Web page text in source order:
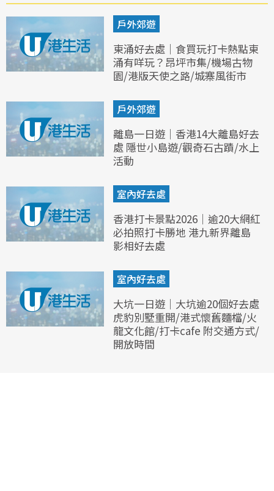
戶外郊遊
東涌好去處｜食買玩打卡熱點東
涌有咩玩？昂坪市集/機場古物
園/港版天使之路/城寨風街市
戶外郊遊
離島一日遊｜香港14大離島好去
處 隱世小島遊/觀奇石古蹟/水上
活動
室內好去處
香港打卡景點2026｜逾20大網紅
必拍照打卡勝地 港九新界離島
影相好去處
室內好去處
大坑一日遊｜大坑逾20個好去處
虎豹別墅重開/港式懷舊麵檔/火
龍文化館/打卡cafe 附交通方式/
開放時間